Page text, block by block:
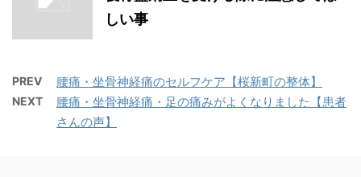
しい事
PREV 腰痛・坐骨神経痛のセルフケア【桜新町の整体】
NEXT
腰痛・坐骨神経痛・足の痛みがよくなりました【患者
さんの声】